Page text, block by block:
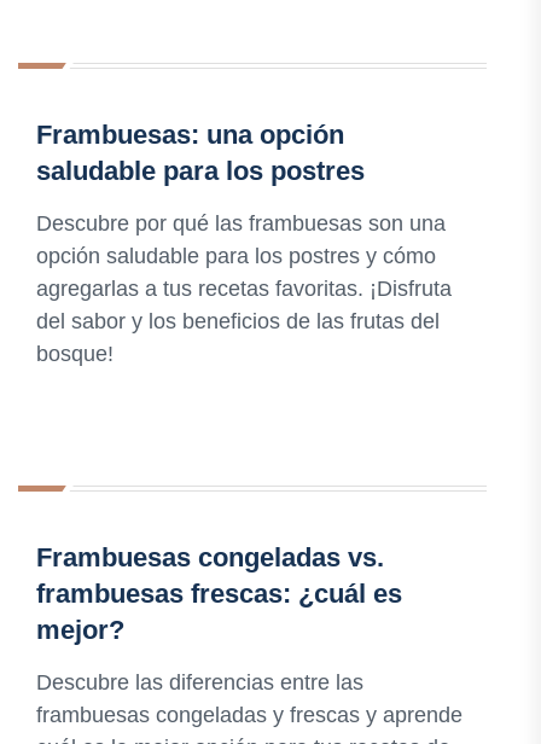
Frambuesas: una opción
saludable para los postres
Descubre por qué las frambuesas son una
opción saludable para los postres y cómo
agregarlas a tus recetas favoritas. ¡Disfruta
del sabor y los beneficios de las frutas del
bosque!
Frambuesas congeladas vs.
frambuesas frescas: ¿cuál es
mejor?
Descubre las diferencias entre las
frambuesas congeladas y frescas y aprende